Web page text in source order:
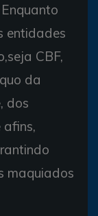
Enquanto
entidades
CBF,
da
dos
maquiados